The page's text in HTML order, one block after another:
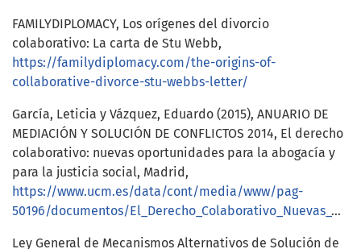
FAMILYDIPLOMACY, Los orígenes del divorcio
colaborativo: La carta de Stu Webb,
https://familydiplomacy.com/the-origins-of-
collaborative-divorce-stu-webbs-letter/
García, Leticia y Vázquez, Eduardo (2015), ANUARIO DE
MEDIACIÓN Y SOLUCIÓN DE CONFLICTOS 2014, El derecho
colaborativo: nuevas oportunidades para la abogacía y
para la justicia social, Madrid,
https://www.ucm.es/data/cont/media/www/pag-
50196/documentos/El_Derecho_Colaborativo_Nuevas_Oportunid.pdf
Ley General de Mecanismos Alternativos de Solución de